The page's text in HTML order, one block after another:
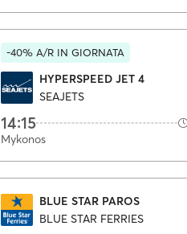
-40% A/R IN GIORNATA
HYPERSPEED JET 4
SEAJETS
14:15
Mykonos
BLUE STAR PAROS
BLUE STAR FERRIES